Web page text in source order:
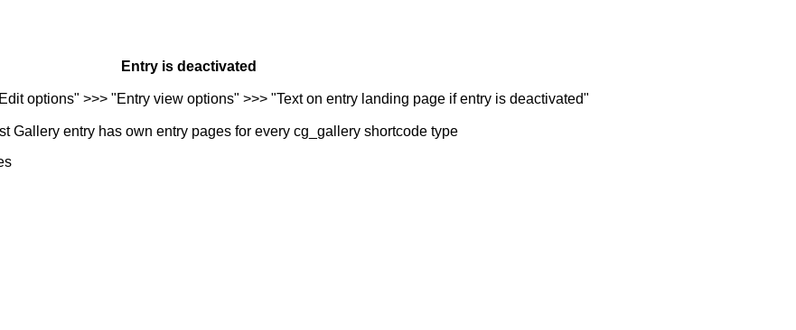
Entry is deactivated
options" >>> "Entry view options" >>> "Text on entry landing page if entry is deactivated"
Gallery entry has own entry pages for every cg_gallery shortcode type